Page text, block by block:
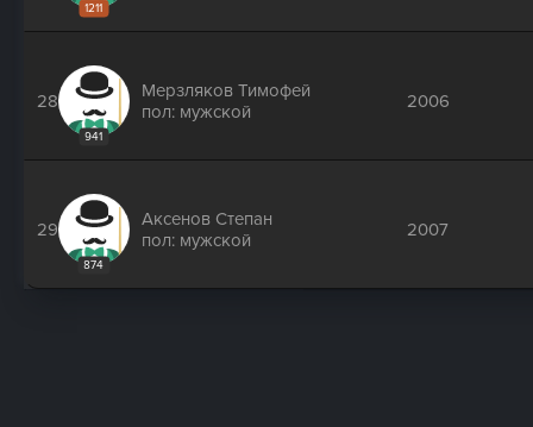
1211
28
941
Мерзляков Тимофей
пол: мужской
2006
29
874
Аксенов Степан
пол: мужской
2007